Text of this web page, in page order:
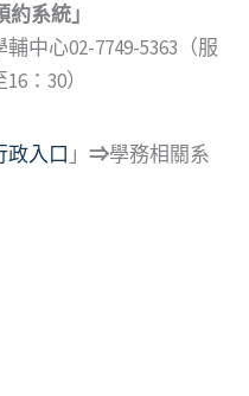
約系統」
中心02-7749-5363（服
：30）
政入口 」 ⇒學務相關系